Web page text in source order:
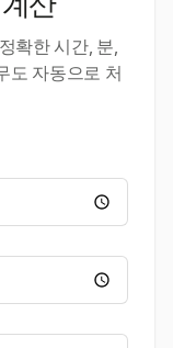
산
확한 시간, 분,
도 자동으로 처